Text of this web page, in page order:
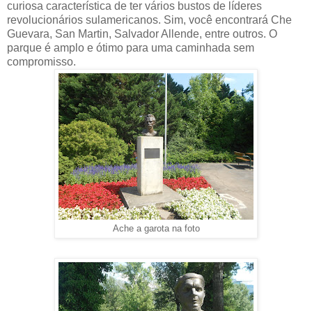
curiosa característica de ter vários bustos de líderes
revolucionários sulamericanos. Sim, você encontrará Che
Guevara, San Martin, Salvador Allende, entre outros. O
parque é amplo e ótimo para uma caminhada sem
compromisso.
Ache a garota na foto